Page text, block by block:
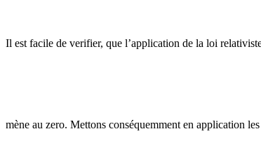
Il est facile de verifier, que l’application de la loi
mène au zero. Mettons conséquemment en application